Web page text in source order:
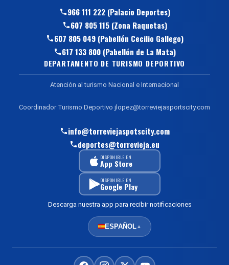
966 111 222 (Palacio Deportes)
607 805 115 (Zona Raquetas)
607 805 049 (Pabellón Cecilio Gallego)
617 133 800 (Pabellón de La Mata)
DEPARTAMENTO DE TURISMO DEPORTIVO
Atención al turismo Nacional e Internacional
Coordinador Turismo Deportivo jlopez@torreviejasportscity.com
info@torreviejaspotscity.com
deportes@torrevieja.eu
DISPONIBLE EN
App Store
DISPONIBLE EN
Google Play
Descarga nuestra app para recibir notificaciones
ESPAÑOL▲